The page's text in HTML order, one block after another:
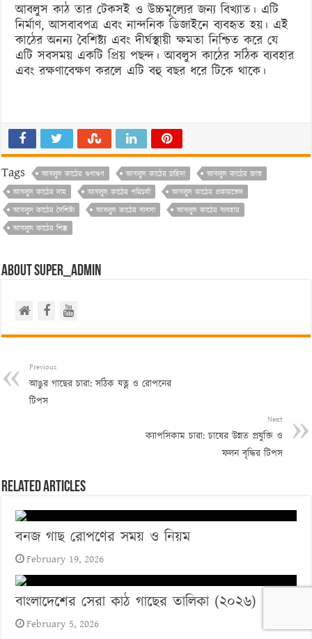
আবলুস কাঠ তার টেকসই ও উচ্চমূল্যের জন্য বিখ্যাত। এটি
নির্মাণ, আসবাবপত্র এবং নান্দনিক ডিজাইনে ব্যবহৃত হয়। এই
কাঠের অনন্য বৈশিষ্ট্য এবং দীর্ঘস্থায়ী ক্ষমতা নিশ্চিত করে যে
এটি সবসময় একটি প্রিয় পছন্দ। আবলুস কাঠের সঠিক ব্যবহার
এবং রক্ষণাবেক্ষণ করলে এটি বহু বছর ধরে টিকে থাকে।
Tags আবলুস কাঠের গুণাগুণ আবলুস কাঠের চাহিদা
আবলুস কাঠের জাত
আবলুস কাঠের দাম
আবলুস কাঠের পরিচর্যা
আবলুস কাঠের প্রকারভেদ
আবলুস কাঠের বৈশিষ্ট্য
আবলুস কাঠের ব্যবসা
আবলুস কাঠের ব্যবহার
আবলুস কাঠের শিল্প
About super_admin
Previous
আঙুর গাছের চারা: সঠিক যত্ন ও রোপনের
টিপস
Next
ক্যাপসিকাম চারা: চাষের উন্নত প্রযুক্তি ও
ফলন বৃদ্ধির টিপস
Related Articles
বনজ গাছ রোপণের সময় ও নিয়ম
February 19, 2026
বাংলাদেশের সেরা কাঠ গাছের তালিকা (২০২৬)
February 5, 2026